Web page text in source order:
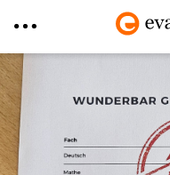
Direkt
zum
Inhalt